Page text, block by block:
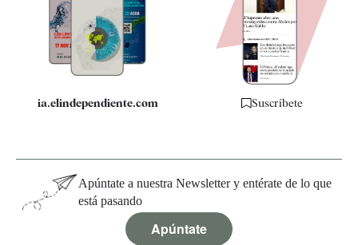
Quiénes somos
Especificaciones
ia.elindependiente.com Suscríbete
Apúntate a nuestra Newsletter y entérate de lo que
está pasando
Apúntate